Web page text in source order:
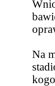
Na